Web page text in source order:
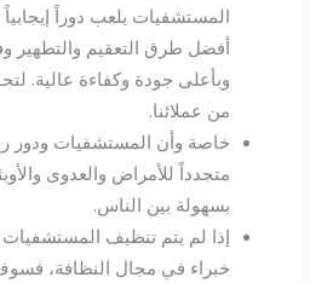
المستشفيات يلعب دوراً
أفضل طرق التعقيم والتطهير
وبأعلى جودة وكفاءة عالية.
من عملائنا.
خاصة وأن المستشفيات ودور
متجدداً للأمراض والعدوى
بسهولة بين الناس.
إذا لم يتم تنظيف المستشفيات
خبراء في مجال النظافة،